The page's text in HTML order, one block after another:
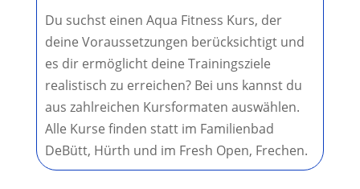
Du suchst einen Aqua Fitness Kurs, der
deine Voraussetzungen berücksichtigt und
es dir ermöglicht deine Trainingsziele
realistisch zu erreichen? Bei uns kannst du
aus zahlreichen Kursformaten auswählen.
Alle Kurse finden statt im Familienbad
DeBütt, Hürth und im Fresh Open, Frechen.